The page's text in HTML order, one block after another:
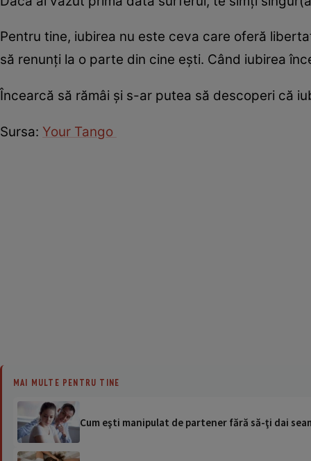
Pentru tine, iubirea nu este ceva care oferă
să renunți la o parte din cine ești. Când iubirea
Încearcă să rămâi și s-ar putea să descoperi că
Sursa: Your Tango
MAI MULTE PENTRU TINE
Cum eşti manipulat de partener fără să-ţi dai